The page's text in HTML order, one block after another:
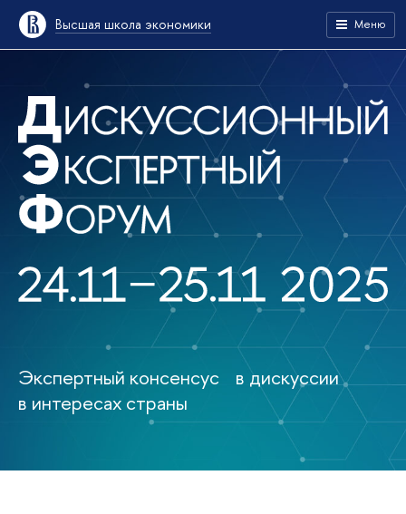
Высшая школа экономики Меню
Экспертный консенсус в дискуссии
в интересах страны